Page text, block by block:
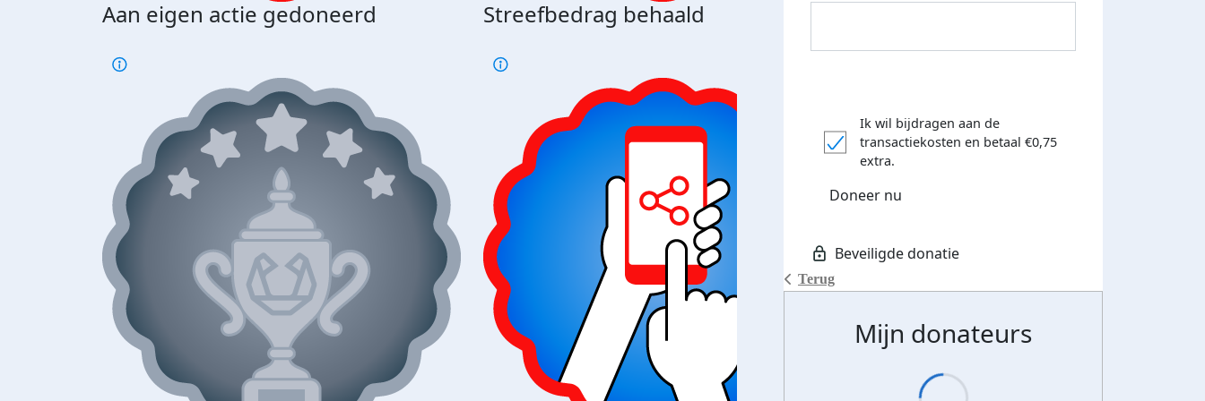
Aan eigen actie gedoneerd Streefbedrag behaald
Terug
Ik wil bijdragen aan de
transactiekosten en betaal €0,75
extra.
Doneer nu
Mijn donateurs